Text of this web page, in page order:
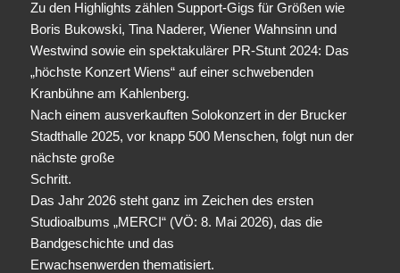
Zu den Highlights zählen Support-Gigs für Größen wie
Boris Bukowski, Tina Naderer, Wiener Wahnsinn und
Westwind sowie ein spektakulärer PR-Stunt 2024: Das
„höchste Konzert Wiens“ auf einer schwebenden
Kranbühne am Kahlenberg.
Nach einem ausverkauften Solokonzert in der Brucker
Stadthalle 2025, vor knapp 500 Menschen, folgt nun der
nächste große
Schritt.
Das Jahr 2026 steht ganz im Zeichen des ersten
Studioalbums „MERCI“ (VÖ: 8. Mai 2026), das die
Bandgeschichte und das
Erwachsenwerden thematisiert.